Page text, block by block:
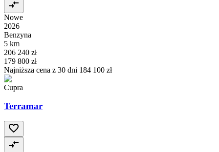
Nowe
2026
Benzyna
5 km
206 240 zł
179 800 zł
Najniższa cena z 30 dni 184 100 zł
Cupra
Terramar